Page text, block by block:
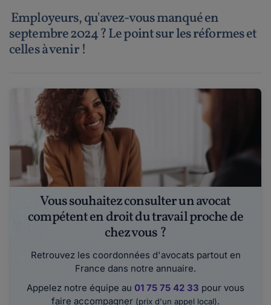
Employeurs, qu'avez-vous manqué en
septembre 2024 ? Le point sur les réformes et
celles à venir !
Vous souhaitez consulter un avocat
compétent en droit du travail proche de
chez vous ?
Retrouvez les coordonnées d'avocats partout en
France dans notre annuaire.
Appelez notre équipe au 01 75 75 42 33 pour vous
faire accompagner (prix d'un appel local).